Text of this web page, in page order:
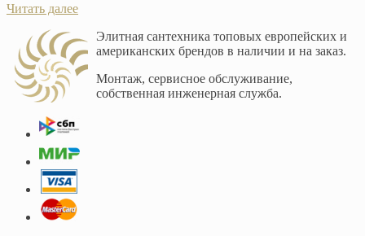
Читать далее
Элитная сантехника топовых европейских и
американских брендов в наличии и на заказ.
Монтаж, сервисное обслуживание,
собственная инженерная служба.